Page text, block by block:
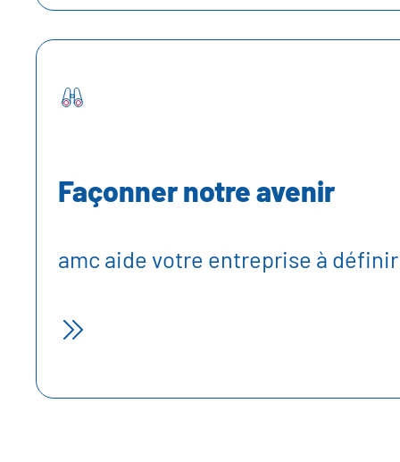
Façonner notre avenir
amc aide votre entreprise à